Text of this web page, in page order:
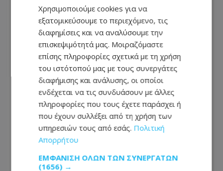
Συνέντευξη ποταμός του Χάντερ
Μπάιντεν: Ο πατέρας μου έχει
μεταστάσεις στα οστά - Έπινα 4 λίτρα
βότκα τη μέρα, κάπνιζα κρακ κάθε 15
λεπτά
Χρησιμοποιούμε cookies για να
εξατομικεύσουμε το περιεχόμενο, τις
διαφημίσεις και να αναλύσουμε την
επισκεψιμότητά μας. Μοιραζόμαστε
επίσης πληροφορίες σχετικά με τη χρήση
του ιστότοπού μας με τους συνεργάτες
διαφήμισης και ανάλυσης, οι οποίοι
ενδέχεται να τις συνδυάσουν με άλλες
πληροφορίες που τους έχετε παράσχει ή
που έχουν συλλέξει από τη χρήση των
υπηρεσιών τους από εσάς. Πολιτική
Απορρήτου
ΕΜΦΆΝΙΣΗ ΌΛΩΝ ΤΩΝ ΣΥΝΕΡΓΑΤΏΝ
(1656) →